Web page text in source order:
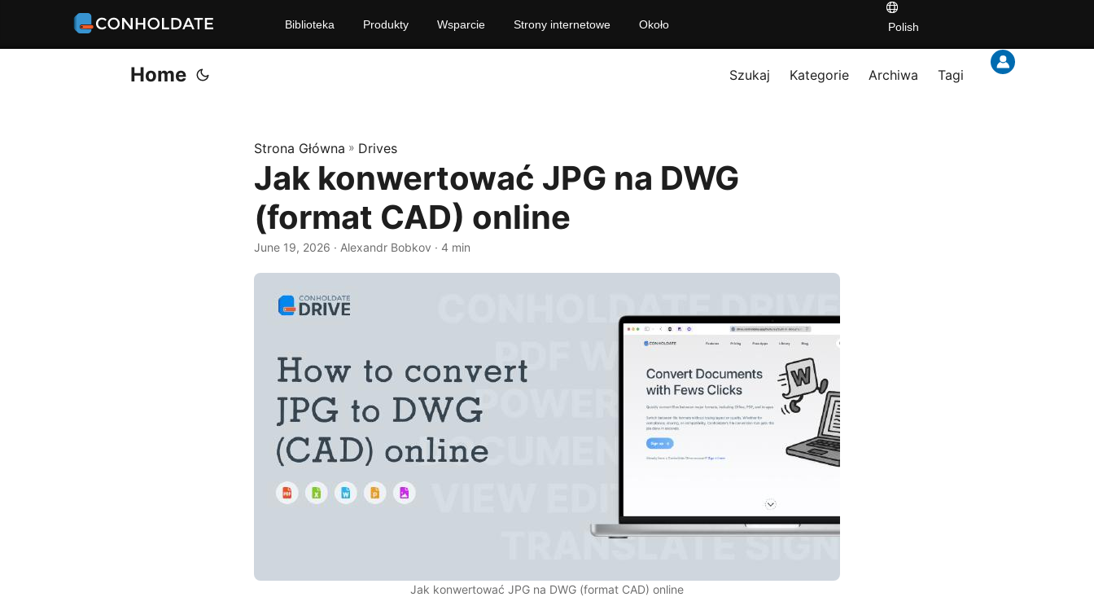
Polish
Biblioteka Produkty Wsparcie Strony internetowe Około
Home Szukaj Kategorie Archiwa Tagi
Strona Główna » Drives
Jak konwertować JPG na DWG
(format CAD) online
June 19, 2026 ‎ · Alexandr Bobkov · 4 min
Jak konwertować JPG na DWG (format CAD) online